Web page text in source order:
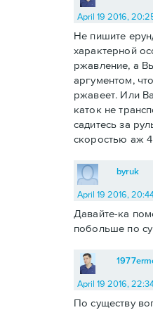
April 19 2016,
Не пишите
характерной
ржавление, а
аргументом,
ржавеет. Или
каток не
садитесь за
скоростью аж
byruk
April 19 2016,
Давайте-ка
побольше по
April 19 2016,
По существу